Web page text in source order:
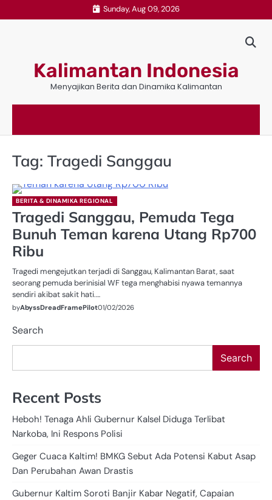
to
Sunday, Aug 09, 2026
Kalimantan Indonesia
Menyajikan Berita dan Dinamika Kalimantan
Tag: Tragedi Sanggau
BERITA & DINAMIKA REGIONAL
Tragedi Sanggau, Pemuda Tega
Bunuh Teman karena Utang Rp700
Ribu
Tragedi mengejutkan terjadi di Sanggau, Kalimantan Barat, saat
seorang pemuda berinisial WF tega menghabisi nyawa temannya
sendiri akibat sakit hati.…
byAbyssDreadFramePilot01/02/2026
Search
Search
Recent Posts
Heboh! Tenaga Ahli Gubernur Kalsel Diduga Terlibat
Narkoba, Ini Respons Polisi
Geger Cuaca Kaltim! BMKG Sebut Ada Potensi Kabut Asap
Dan Perubahan Awan Drastis
Gubernur Kaltim Soroti Banjir Kabar Negatif, Capaian